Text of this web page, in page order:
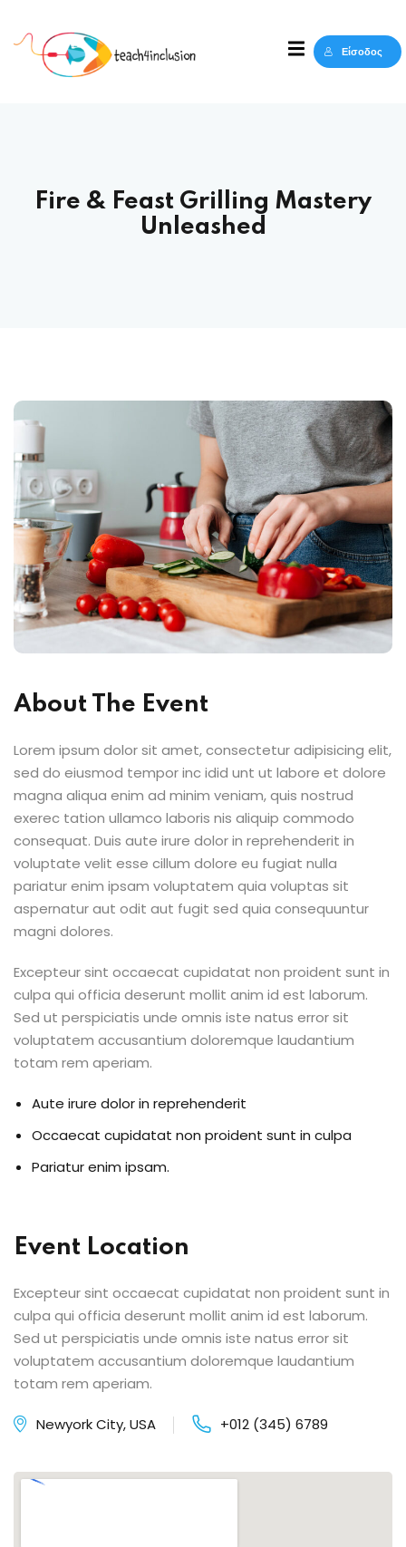
Είσοδος
Fire & Feast Grilling Mastery
Unleashed
About The Event
Lorem ipsum dolor sit amet, consectetur adipisicing elit,
sed do eiusmod tempor inc idid unt ut labore et dolore
magna aliqua enim ad minim veniam, quis nostrud
exerec tation ullamco laboris nis aliquip commodo
consequat. Duis aute irure dolor in reprehenderit in
voluptate velit esse cillum dolore eu fugiat nulla
pariatur enim ipsam voluptatem quia voluptas sit
aspernatur aut odit aut fugit sed quia consequuntur
magni dolores.
Excepteur sint occaecat cupidatat non proident sunt in
culpa qui officia deserunt mollit anim id est laborum.
Sed ut perspiciatis unde omnis iste natus error sit
voluptatem accusantium doloremque laudantium
totam rem aperiam.
Aute irure dolor in reprehenderit
Occaecat cupidatat non proident sunt in culpa
Pariatur enim ipsam.
Event Location
Excepteur sint occaecat cupidatat non proident sunt in
culpa qui officia deserunt mollit anim id est laborum.
Sed ut perspiciatis unde omnis iste natus error sit
voluptatem accusantium doloremque laudantium
totam rem aperiam.
Newyork City, USA +012 (345) 6789